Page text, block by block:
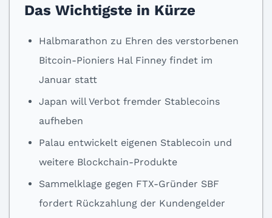
Das Wichtigste in Kürze
Halbmarathon zu Ehren des verstorbenen
Bitcoin-Pioniers Hal Finney findet im
Januar statt
Japan will Verbot fremder Stablecoins
aufheben
Palau entwickelt eigenen Stablecoin und
weitere Blockchain-Produkte
Sammelklage gegen FTX-Gründer SBF
fordert Rückzahlung der Kundengelder